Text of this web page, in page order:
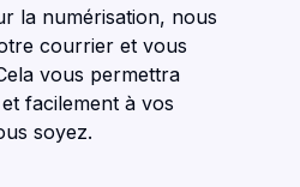
la numérisation, nous
courrier et vous
vous permettra
facilement à vos
soyez.